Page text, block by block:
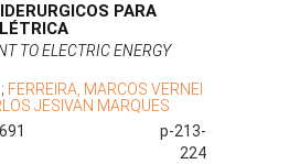
PARA
TO ELECTRIC ENERGY
; FERREIRA, MARCOS VERNEI
JESIVAN MARQUES
p-213-
224